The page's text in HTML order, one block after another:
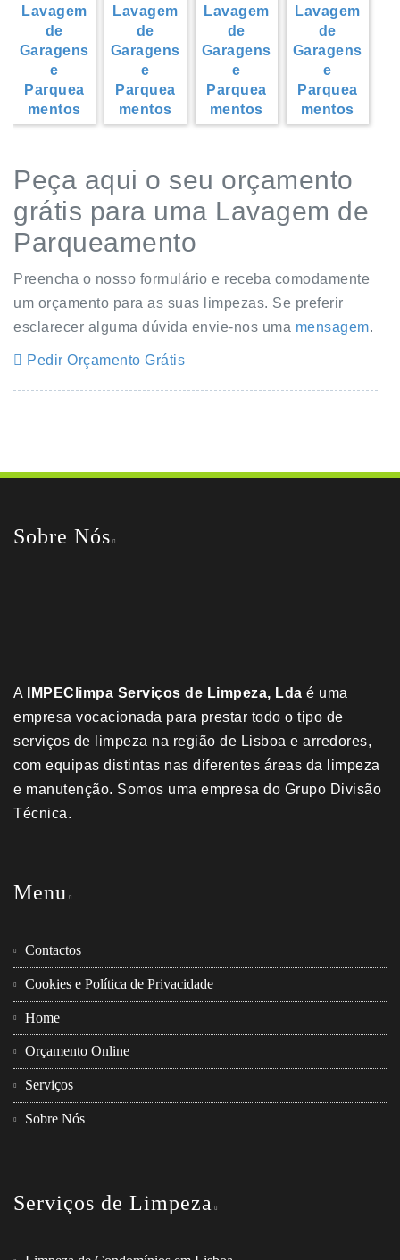
Peça aqui o seu orçamento
grátis para uma Lavagem de
Parqueamento
Preencha o nosso formulário e receba comodamente
um orçamento para as suas limpezas. Se preferir
esclarecer alguma dúvida envie-nos uma mensagem.
Pedir Orçamento Grátis
Sobre Nós
A IMPEClimpa Serviços de Limpeza, Lda é uma
empresa vocacionada para prestar todo o tipo de
serviços de limpeza na região de Lisboa e arredores,
com equipas distintas nas diferentes áreas da limpeza
e manutenção. Somos uma empresa do Grupo Divisão
Técnica.
Menu
Contactos
Cookies e Política de Privacidade
Home
Orçamento Online
Serviços
Sobre Nós
Serviços de Limpeza